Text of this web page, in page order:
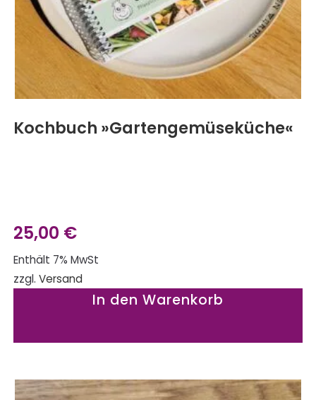
Kochbuch »Gartengemüseküche«
25,00 €
Enthält 7% MwSt
zzgl. Versand
In den Warenkorb